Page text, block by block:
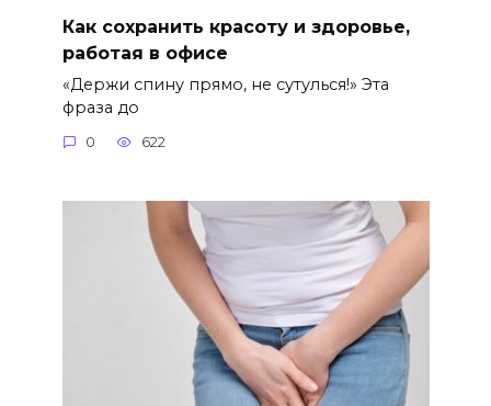
Как сохранить красоту и здоровье,
работая в офисе
«Держи спину прямо, не сутулься!» Эта
фраза до
0 622